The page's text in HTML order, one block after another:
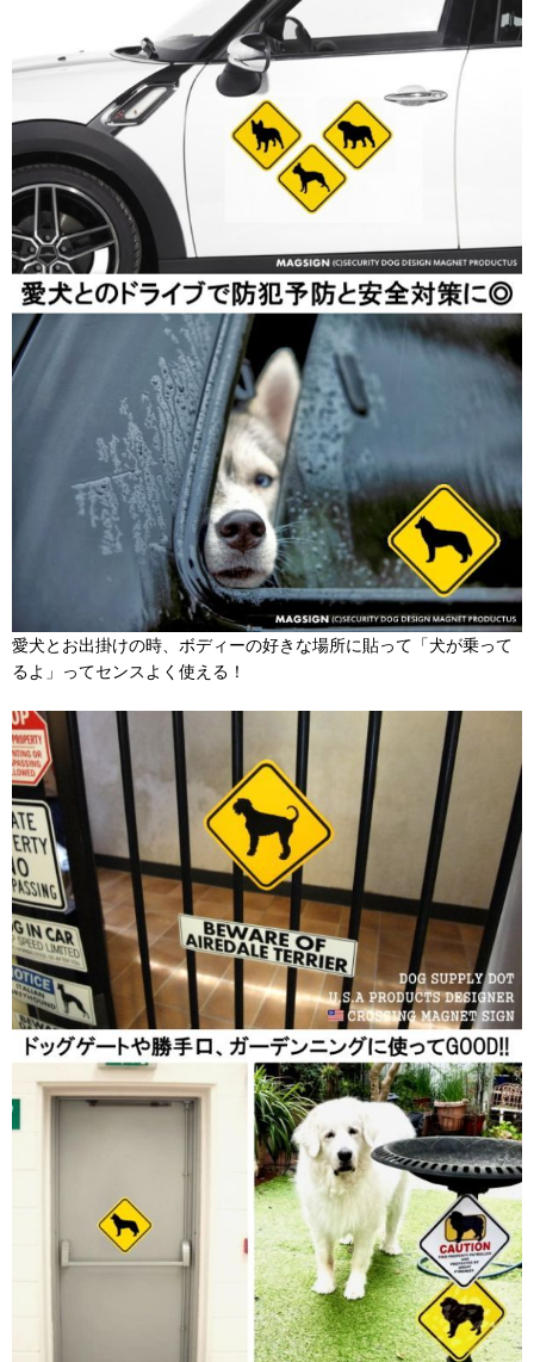
愛犬とお出掛けの時、ボディーの好きな場所に貼って「犬が乗って
るよ」ってセンスよく使える！